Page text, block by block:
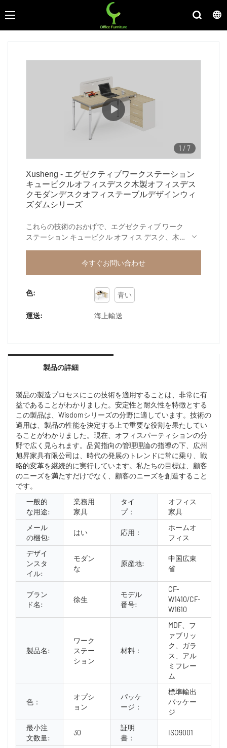
1 /7
Xusheng - エグゼクティブワークステーション
キュービクルオフィスデスク木製オフィスデス
クモダンデスクオフィステーブルデザインウィ
ズダムシリーズ
これらの技術のおかげで、エグゼクティブ ワーク
ステーション キュービクル オフィス デスク、木
ーブル デザインは、安定した化学的および物理的
特性を維持できます。関連テストに合格し、この
ることが証明されています。
今すぐお問い合わせ
色: 青い
運送: 海上輸送
製品の詳細
製品の製造プロセスにこの技術を適用することは、非常に有
益であることがわかりました。安定性と耐久性を特徴とする
この製品は、Wisdomシリーズの分野に適しています。技術の
適用は、製品の性能を決定する上で重要な役割を果たしてい
ることがわかりました。現在、オフィスパーティションの分
野で広く見られます。品質指向の管理理論の指導の下、広州
旭昇家具有限公司は、時代の発展のトレンドに常に乗り、戦
略的変革を継続的に実行しています。私たちの目標は、顧客
のニーズを満たすだけでなく、顧客のニーズを創造すること
です。
一般的
な用途:
業務用
家具
タイ
プ：
オフィス
家具
メール
の梱包:
はい 応用：
ホームオ
フィス
デザイ
ンスタ
イル:
モダン
な
原産地:
中国広東
省
ブラン
ド名:
徐生
モデル
番号:
CF-
W1410/CF-
W1610
製品名:
ワーク
ステー
ション
材料：
MDF、フ
ァブリッ
ク、ガラ
ス、アル
ミフレー
ム
色：
オプシ
ョン
パッケ
ージ：
標準輸出
パッケー
ジ
最小注
文数量:
30
証明
書：
ISO9001